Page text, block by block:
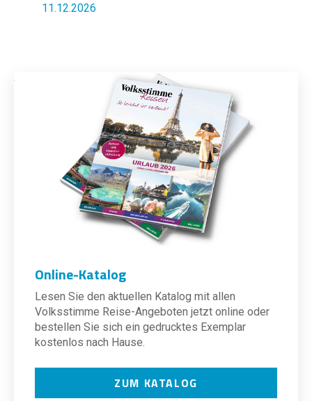
11.12.2026
Online-Katalog
Lesen Sie den aktuellen Katalog mit allen
Volksstimme Reise-Angeboten jetzt online oder
bestellen Sie sich ein gedrucktes Exemplar
kostenlos nach Hause.
ZUM KATALOG